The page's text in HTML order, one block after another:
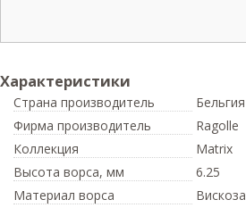
Характеристики
Страна производитель
Бельгия
Фирма производитель
Ragolle
Коллекция
Matrix
Высота ворса, мм
6.25
Материал ворса
Вискоза